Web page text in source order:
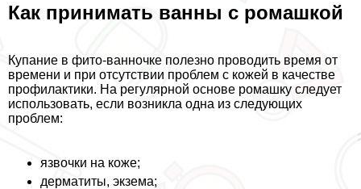
Как принимать ванны с ромашкой
Купание в фито-ванночке полезно проводить время от
времени и при отсутствии проблем с кожей в качестве
профилактики. На регулярной основе ромашку следует
использовать, если возникла одна из следующих
проблем:
язвочки на коже;
дерматиты, экзема;